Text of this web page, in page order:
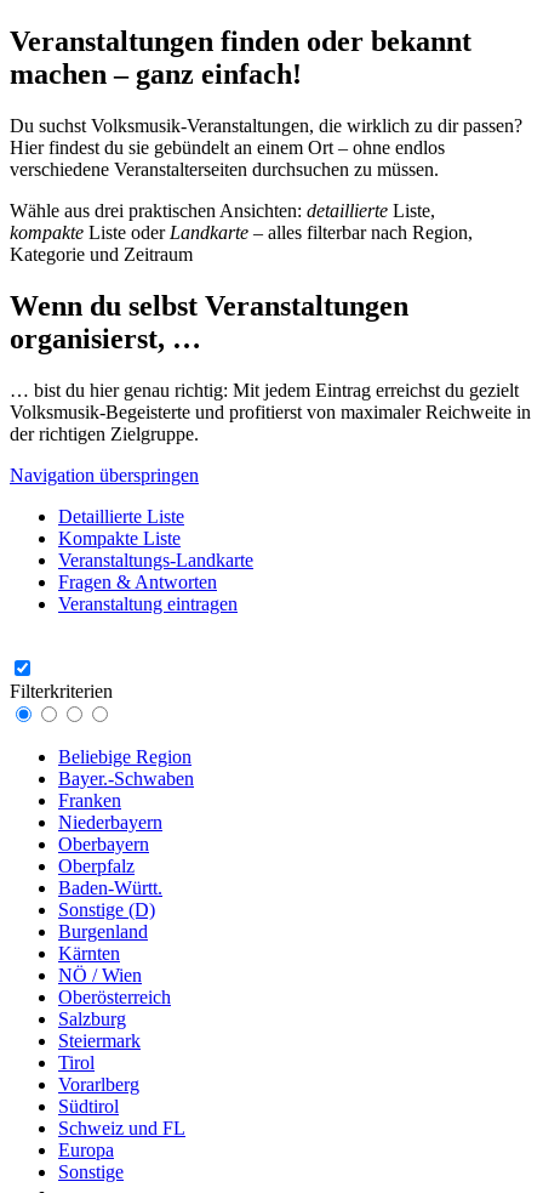
Veranstaltungen finden oder bekannt
machen – ganz einfach!
Du suchst Volksmusik-Veranstaltungen, die wirklich zu dir passen?
Hier findest du sie gebündelt an einem Ort – ohne endlos
verschiedene Veranstalterseiten durchsuchen zu müssen.
Wähle aus drei praktischen Ansichten: detaillierte Liste,
kompakte Liste oder Landkarte – alles filterbar nach Region,
Kategorie und Zeitraum
Wenn du selbst Veranstaltungen
organisierst, …
… bist du hier genau richtig: Mit jedem Eintrag erreichst du gezielt
Volksmusik-Begeisterte und profitierst von maximaler Reichweite in
der richtigen Zielgruppe.
Navigation überspringen
Detaillierte Liste
Kompakte Liste
Veranstaltungs-Landkarte
Fragen & Antworten
Veranstaltung eintragen
Filterkriterien
Beliebige Region
Bayer.-Schwaben
Franken
Niederbayern
Oberbayern
Oberpfalz
Baden-Württ.
Sonstige (D)
Burgenland
Kärnten
NÖ / Wien
Oberösterreich
Salzburg
Steiermark
Tirol
Vorarlberg
Südtirol
Schweiz und FL
Europa
Sonstige